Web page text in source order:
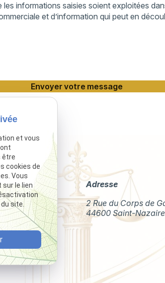
informations saisies soient exploitées
et d’information qui peut en
35 04
Adresse
2 Rue du Corps de
44600 Saint-Nazaire
et vous
être
cookies de
Vous
le lien
site.